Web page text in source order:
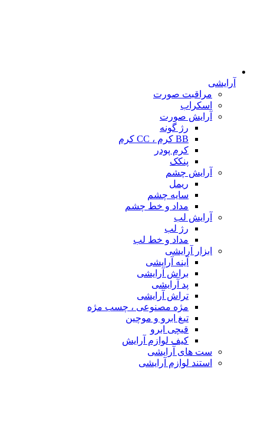
آرایشی
مراقبت صورت
اسکراب
آرایش صورت
رژ گونه
BB کرم ، CC کرم
کرم پودر
پنکک
آرایش چشم
ریمل
سایه چشم
مداد و خط چشم
آرایش لب
رژ لب
مداد و خط لب
ابزار آرایشی
آینه آرایشی
براش آرایشی
پد آرایشی
تراش آرایشی
مژه مصنوعی ، چسب مژه
تیغ ابرو و موچین
قیچی ابرو
کیف لوازم آرایش
ست های آرایشی
استند لوازم آرایشی